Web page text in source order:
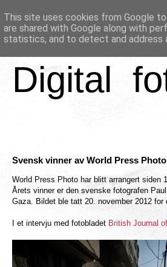
Digital
Svensk vinner av World Press Photo
World Press Photo har blitt arrangert siden
Årets vinner er den svenske fotografen
Gaza. Bildet ble tatt 20. november 2012
I et intervju med fotobladet British Journal
This site uses cookies from Google
are shared with Google along with
statistics, and to detect and address